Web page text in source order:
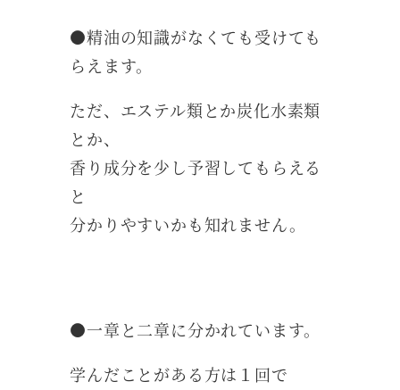
●精油の知識がなくても受けても
らえます。
ただ、エステル類とか炭化水素類
とか、
香り成分を少し予習してもらえる
と
分かりやすいかも知れません。
●一章と二章に分かれています。
学んだことがある方は１回で